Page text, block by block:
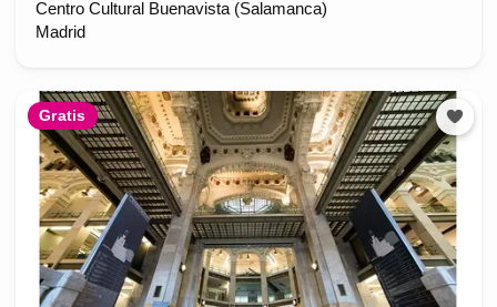
Centro Cultural Buenavista (Salamanca)
Madrid
Gratis